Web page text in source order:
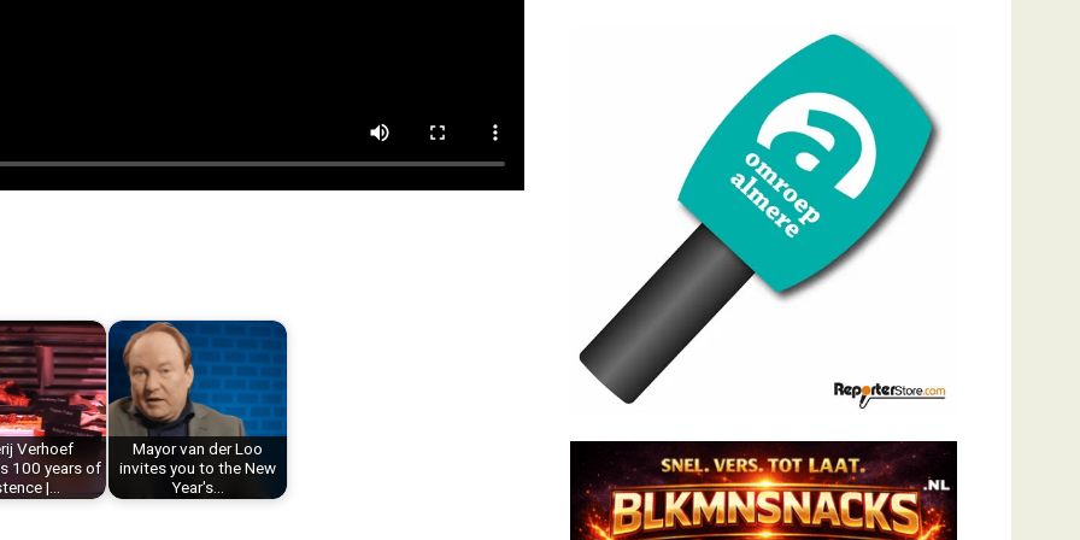
Verhoef
100 years of
|…
Mayor van der Loo
invites you to the New
Year's…